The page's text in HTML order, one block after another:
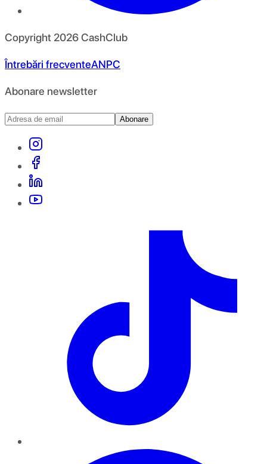
Copyright 2026CashClub
Întrebări frecventeANPC
Abonare newsletter
Abonare